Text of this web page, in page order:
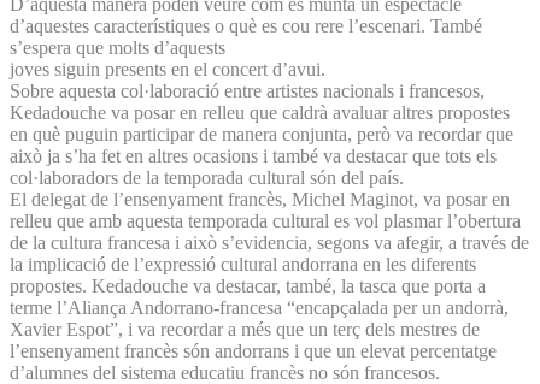
d’aquestes característiques o què es cou rere l’escenari. També
s’espera que molts d’aquests
joves siguin presents en el concert d’avui.
Sobre aquesta col·laboració entre artistes nacionals i francesos,
Kedadouche va posar en relleu que caldrà avaluar altres propostes
en què puguin participar de manera conjunta, però va recordar que
això ja s’ha fet en altres ocasions i també va destacar que tots els
col·laboradors de la temporada cultural són del país.
El delegat de l’ensenyament francès, Michel Maginot, va posar en
relleu que amb aquesta temporada cultural es vol plasmar l’obertura
de la cultura francesa i això s’evidencia, segons va afegir, a través de
la implicació de l’expressió cultural andorrana en les diferents
propostes. Kedadouche va destacar, també, la tasca que porta a
terme l’Aliança Andorrano-francesa “encapçalada per un andorrà,
Xavier Espot”, i va recordar a més que un terç dels mestres de
l’ensenyament francès són andorrans i que un elevat percentatge
d’alumnes del sistema educatiu francès no són francesos.